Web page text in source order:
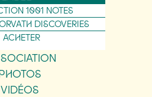
1001 NOTES
DISCOVERIES
ACHETER
VIDÉOS